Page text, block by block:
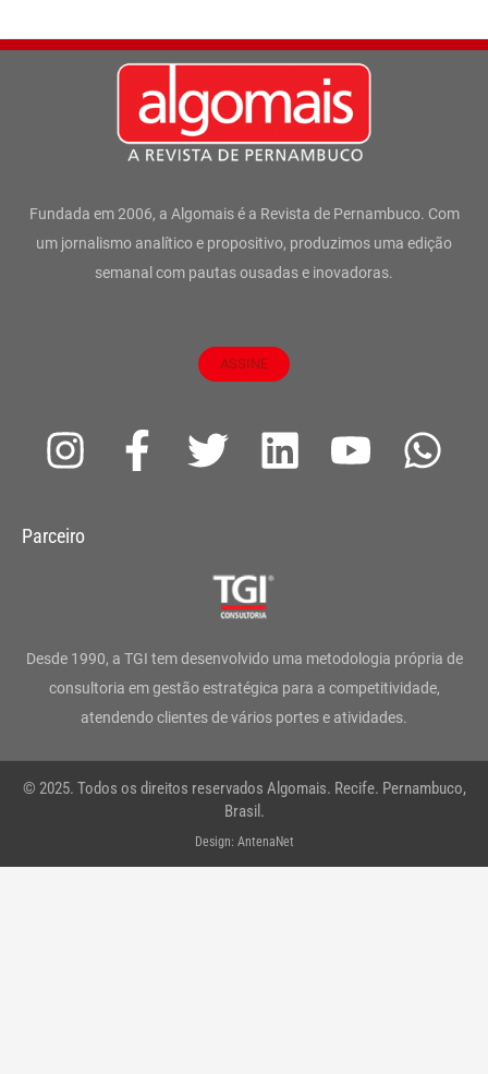
Fundada em 2006, a Algomais é a Revista de Pernambuco. Com
um jornalismo analítico e propositivo, produzimos uma edição
semanal com pautas ousadas e inovadoras.
ASSINE
I
s
g
r
a
m
F
a
o
o
k
-
T
t
e
r
L
d
i
n
Y
b
e
W
a
p
Parceiro
Desde 1990, a TGI tem desenvolvido uma metodologia própria de
consultoria em gestão estratégica para a competitividade,
atendendo clientes de vários portes e atividades.
© 2025. Todos os direitos reservados Algomais. Recife. Pernambuco,
Brasil.
Design: AntenaNet